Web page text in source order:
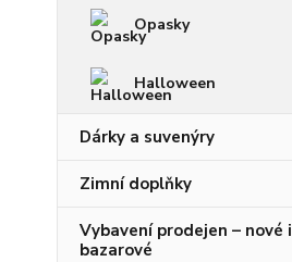
Opasky
Halloween
Dárky a suvenýry
Zimní doplňky
Vybavení prodejen – nové i
bazarové